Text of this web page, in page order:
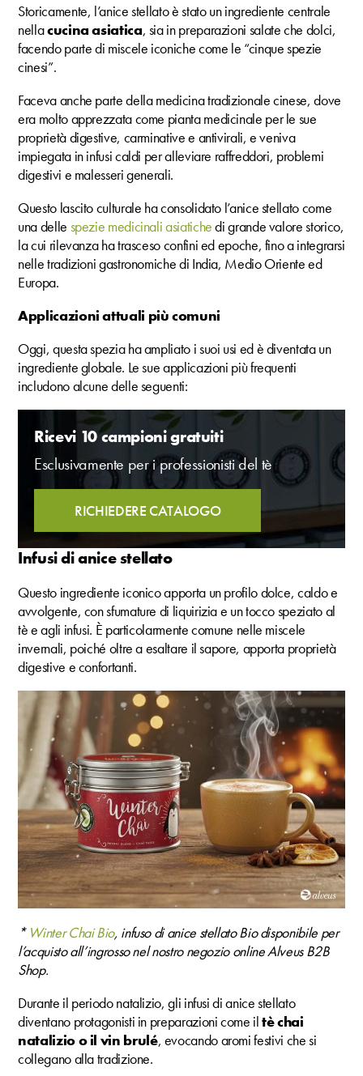
Storicamente, l’anice stellato è stato un ingrediente centrale
nellacucina asiatica, sia in preparazioni salate che dolci,
facendo parte di miscele iconiche come le “cinque spezie
cinesi”.
Faceva anche parte della medicina tradizionale cinese, dove
era molto apprezzata come pianta medicinale per le sue
proprietà digestive, carminative e antivirali, e veniva
impiegata in infusi caldi per alleviare raffreddori, problemi
digestivi e malesseri generali.
Questo lascito culturale ha consolidato l’anice stellato come
una delle spezie medicinali asiatichedi grande valore storico,
la cui rilevanza ha trasceso confini ed epoche, fino a integrarsi
nelle tradizioni gastronomiche di India, Medio Oriente ed
Europa.
Applicazioni attuali più comuni
Oggi, questa spezia ha ampliato i suoi usi ed è diventata un
ingrediente globale. Le sue applicazioni più frequenti
includono alcune delle seguenti:
Ricevi 10 campioni gratuiti
Esclusivamente per i professionisti del tè
RICHIEDERE CATALOGO
Infusi di anice stellato
Questo ingrediente iconico apporta un profilo dolce, caldo e
avvolgente, con sfumature di liquirizia e un tocco speziato al
tè e agli infusi. È particolarmente comune nelle miscele
invernali, poiché oltre a esaltare il sapore, apporta proprietà
digestive e confortanti.
* Winter Chai Bio, infuso di anice stellato Bio disponibile per
l’acquisto all’ingrosso nel nostro negozio online Alveus B2B
Shop.
Durante il periodo natalizio, gli infusi di anice stellato
diventano protagonisti in preparazioni come iltè chai
natalizio o il vin brulé, evocando aromi festivi che si
collegano alla tradizione.